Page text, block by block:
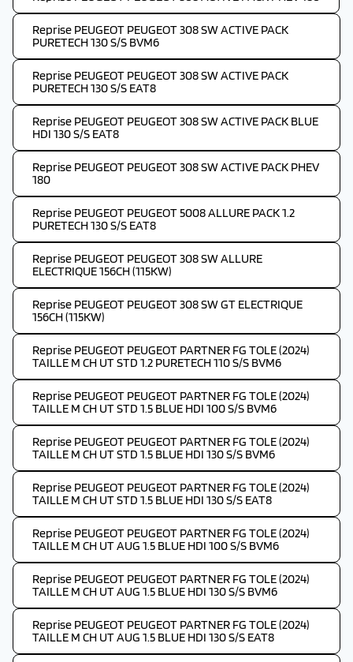
Reprise PEUGEOT PEUGEOT 308 SW ACTIVE PACK
PURETECH 130 S/S BVM6
Reprise PEUGEOT PEUGEOT 308 SW ACTIVE PACK
PURETECH 130 S/S EAT8
Reprise PEUGEOT PEUGEOT 308 SW ACTIVE PACK BLUE
HDI 130 S/S EAT8
Reprise PEUGEOT PEUGEOT 308 SW ACTIVE PACK PHEV
180
Reprise PEUGEOT PEUGEOT 5008 ALLURE PACK 1.2
PURETECH 130 S/S EAT8
Reprise PEUGEOT PEUGEOT 308 SW ALLURE
ELECTRIQUE 156CH (115KW)
Reprise PEUGEOT PEUGEOT 308 SW GT ELECTRIQUE
156CH (115KW)
Reprise PEUGEOT PEUGEOT PARTNER FG TOLE (2024)
TAILLE M CH UT STD 1.2 PURETECH 110 S/S BVM6
Reprise PEUGEOT PEUGEOT PARTNER FG TOLE (2024)
TAILLE M CH UT STD 1.5 BLUE HDI 100 S/S BVM6
Reprise PEUGEOT PEUGEOT PARTNER FG TOLE (2024)
TAILLE M CH UT STD 1.5 BLUE HDI 130 S/S BVM6
Reprise PEUGEOT PEUGEOT PARTNER FG TOLE (2024)
TAILLE M CH UT STD 1.5 BLUE HDI 130 S/S EAT8
Reprise PEUGEOT PEUGEOT PARTNER FG TOLE (2024)
TAILLE M CH UT AUG 1.5 BLUE HDI 100 S/S BVM6
Reprise PEUGEOT PEUGEOT PARTNER FG TOLE (2024)
TAILLE M CH UT AUG 1.5 BLUE HDI 130 S/S BVM6
Reprise PEUGEOT PEUGEOT PARTNER FG TOLE (2024)
TAILLE M CH UT AUG 1.5 BLUE HDI 130 S/S EAT8